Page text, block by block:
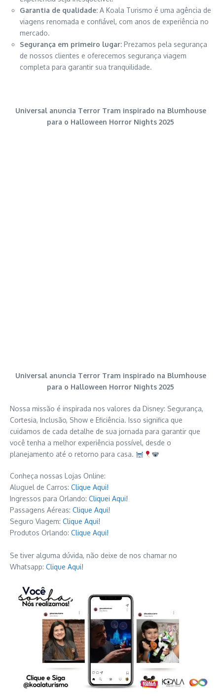
Garantia de qualidade: A Koala Turismo é uma agência de
viagens renomada e confiável, com anos de experiência no
mercado.
Segurança em primeiro lugar: Prezamos pela segurança
de nossos clientes e oferecemos segurança viagem
completa para garantir sua tranquilidade.
Universal anuncia Terror Tram inspirado na Blumhouse
para o Halloween Horror Nights 2025
Universal anuncia Terror Tram inspirado na Blumhouse
para o Halloween Horror Nights 2025
Nossa missão é inspirada nos valores da Disney: Segurança,
Cortesia, Inclusão, Show e Eficiência. Isso significa que
cuidamos de cada detalhe de sua jornada para garantir que
você tenha a melhor experiência possível, desde o
planejamento até o retorno para casa.
Conheça nossas Lojas Online:
Aluguel de Carros: Clique Aqui!
Ingressos para Orlando: Cliquei Aqui!
Passagens Aéreas: Clique Aqui!
Seguro Viagem: Clique Aqui!
Produtos Orlando: Clique Aqui!
Se tiver alguma dúvida, não deixe de nos chamar no
Whatsapp: Clique Aqui!